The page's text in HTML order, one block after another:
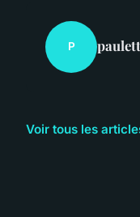
P
Voir tous les